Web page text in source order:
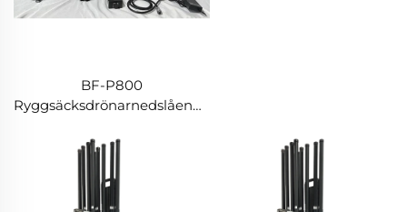
BF-P800
Ryggsäcksdrönarnedslående